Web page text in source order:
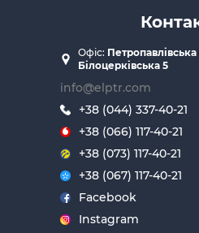
Офіс:
Білоцерківська 5
info@elptr.com
+38 (044) 337-40-21
+38 (066) 117-40-21
+38 (073) 117-40-21
+38 (067) 117-40-21
Facebook
Instagram